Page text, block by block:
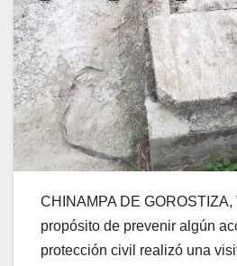
CHINAMPA DE GOROSTIZA,
propósito de prevenir algún
protección civil realizó una